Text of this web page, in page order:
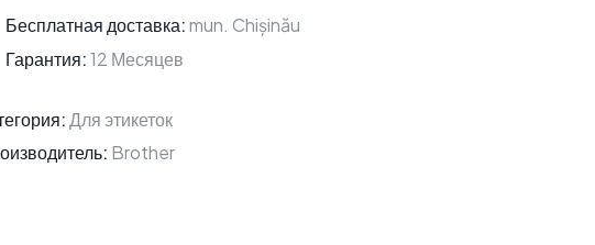
Бесплатная доставка:mun. Chișinău
Гарантия:12 Месяцев
Для этикеток
Brother